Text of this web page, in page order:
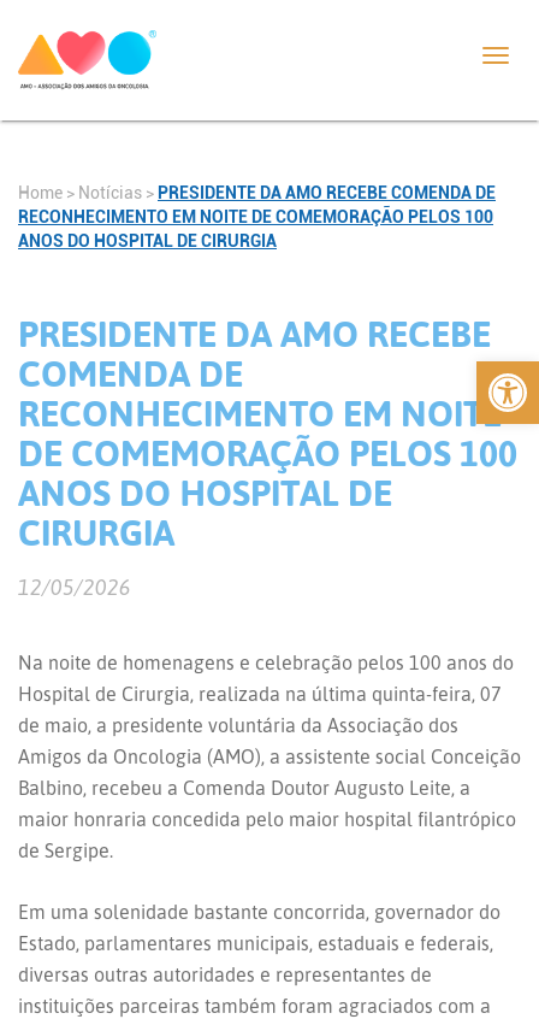
Abrir
Home > Notícias > PRESIDENTE DA AMO RECEBE COMENDA DE
RECONHECIMENTO EM NOITE DE COMEMORAÇÃO PELOS 100
ANOS DO HOSPITAL DE CIRURGIA
PRESIDENTE DA AMO RECEBE
COMENDA DE
RECONHECIMENTO EM NOITE
DE COMEMORAÇÃO PELOS 100
ANOS DO HOSPITAL DE
CIRURGIA
12/05/2026
Na noite de homenagens e celebração pelos 100 anos do
Hospital de Cirurgia, realizada na última quinta-feira, 07
de maio, a presidente voluntária da Associação dos
Amigos da Oncologia (AMO), a assistente social Conceição
Balbino, recebeu a Comenda Doutor Augusto Leite, a
maior honraria concedida pelo maior hospital filantrópico
de Sergipe.
Em uma solenidade bastante concorrida, governador do
Estado, parlamentares municipais, estaduais e federais,
diversas outras autoridades e representantes de
instituições parceiras também foram agraciados com a